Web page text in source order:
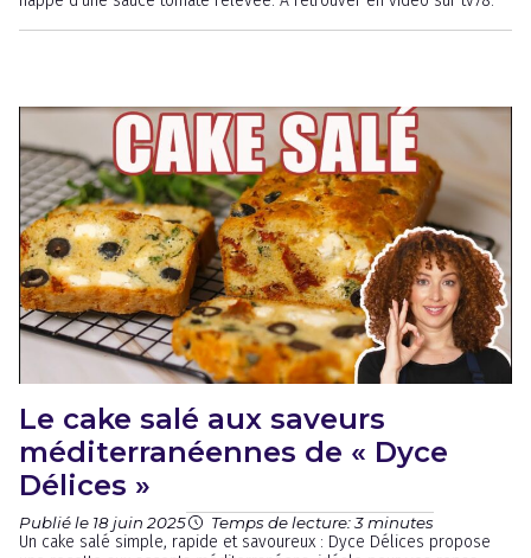
Le cake salé aux saveurs
méditerranéennes de « Dyce
Délices »
Publié le 18 juin 2025 Temps de lecture: 3 minutes
Un cake salé simple, rapide et savoureux : Dyce Délices propose